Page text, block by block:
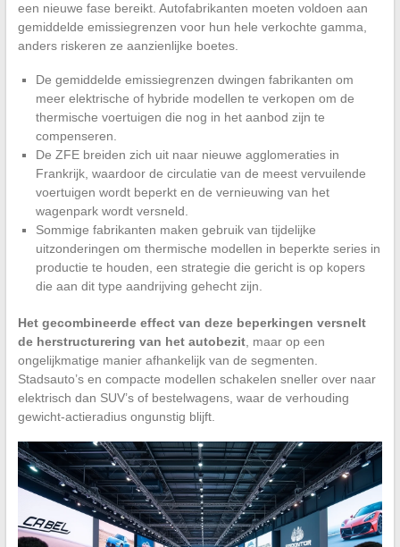
een nieuwe fase bereikt. Autofabrikanten moeten voldoen aan
gemiddelde emissiegrenzen voor hun hele verkochte gamma,
anders riskeren ze aanzienlijke boetes.
De gemiddelde emissiegrenzen dwingen fabrikanten om
meer elektrische of hybride modellen te verkopen om de
thermische voertuigen die nog in het aanbod zijn te
compenseren.
De ZFE breiden zich uit naar nieuwe agglomeraties in
Frankrijk, waardoor de circulatie van de meest vervuilende
voertuigen wordt beperkt en de vernieuwing van het
wagenpark wordt versneld.
Sommige fabrikanten maken gebruik van tijdelijke
uitzonderingen om thermische modellen in beperkte series in
productie te houden, een strategie die gericht is op kopers
die aan dit type aandrijving gehecht zijn.
Het gecombineerde effect van deze beperkingen versnelt
de herstructurering van het autobezit, maar op een
ongelijkmatige manier afhankelijk van de segmenten.
Stadsauto’s en compacte modellen schakelen sneller over naar
elektrisch dan SUV’s of bestelwagens, waar de verhouding
gewicht-actieradius ongunstig blijft.